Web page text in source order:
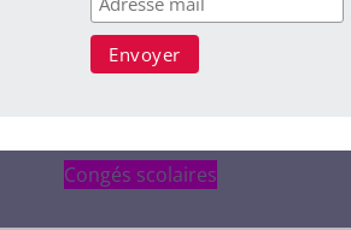
Congés scolaires